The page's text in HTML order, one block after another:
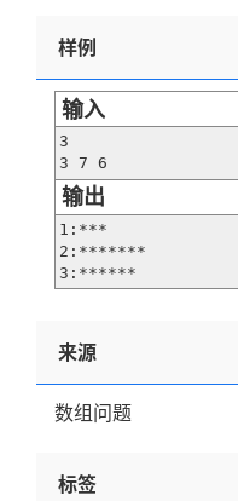
样例
输入
3
3 7 6
输出
1:***
2:*******
3:******
来源
数组问题
标签